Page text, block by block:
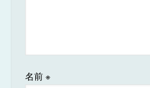
名前※